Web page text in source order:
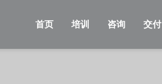
首页 培训 咨询 交付